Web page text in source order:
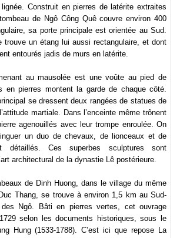
Construit en pierres de latérite extraites
de Ngô Công Quê couvre environ 400
sa porte principale est orientée au Sud.
trouve un étang lui aussi rectangulaire, et dont
entourés jadis de murs en latérite.
au mausolée est une voûte au pied de
en pierres montent la garde de chaque côté.
se dressent deux rangées de statues de
martiale. Dans l’enceinte même trônent
agenouillés avec leur trompe enroulée. On
un duo de chevaux, de lionceaux et de
détaillés. Ces superbes sculptures sont
architectural de la dynastie Lê postérieure.
de Dinh Huong, dans le village du même
Thang, se trouve à environ 1,5 km au Sud-
Ngô. Bâti en pierres vertes, cet ouvrage
selon les documents historiques, sous le
Hung (1533-1788). C’est ici que repose La